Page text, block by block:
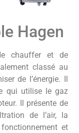
Hagen
chauffer et de
classé au
de l’énergie. Il
qui utilise le gaz
Il présente de
de l’air, la
et